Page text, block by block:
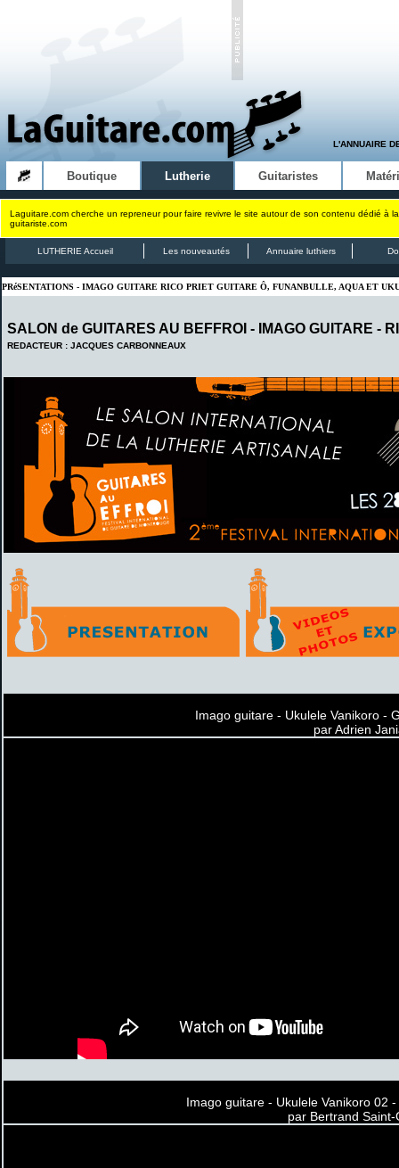
L'ANNUAIRE
Boutique Lutherie Guitaristes
Laguitare.com cherche un repreneur pour faire revivre le site autour de son contenu dédié à
guitariste.com
LUTHERIE Accueil Les nouveautés Annuaire luthiers
PRéSENTATIONS - IMAGO GUITARE RICO PRIET GUITARE Ô, FUNANBULLE, AQUA ET
SALON de GUITARES AU BEFFROI - IMAGO GUITARE -
REDACTEUR : JACQUES CARBONNEAUX
Imago guitare - Ukulele Vanikoro -
par Adrien
Imago guitare - Ukulele Vanikoro 02
par Bertrand Saint-